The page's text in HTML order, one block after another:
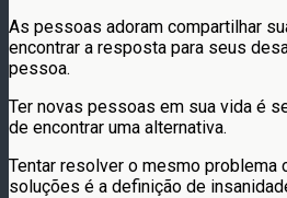
As pessoas adoram compartilhar
encontrar a resposta para seus
pessoa.
Ter novas pessoas em sua vida é
de encontrar uma alternativa.
Tentar resolver o mesmo problema
soluções é a definição de